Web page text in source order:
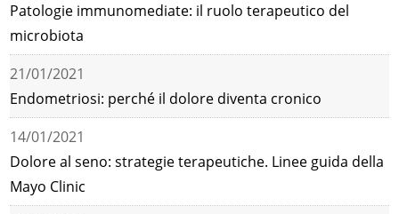
Patologie immunomediate: il ruolo terapeutico del
microbiota
21/01/2021
Endometriosi: perché il dolore diventa cronico
14/01/2021
Dolore al seno: strategie terapeutiche. Linee guida della
Mayo Clinic